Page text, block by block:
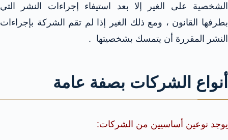
الشخصية على الغير إلا بعد استيفاء إجراءات النشر التي
بطرفها القانون ، ومع ذلك الغير إذا لم تقم الشركة بإجراءات
النشر المقررة أن يتمسك بشخصيتها .
أنواع الشركات بصفة عامة
يوجد نوعين أساسيين من الشركات: